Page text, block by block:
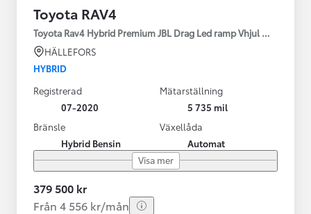
Toyota RAV4
Toyota Rav4 Hybrid Premium JBL Drag Led ramp Vhjul motorv
HÄLLEFORS
HYBRID
Registrerad
07-2020
Mätarställning
5 735 mil
Bränsle
Hybrid Bensin
Växellåda
Automat
Visa mer
379 500 kr
Från 4 556 kr/mån